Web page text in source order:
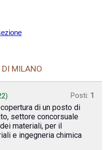
DI MILANO
) Posti: 1
di un posto di
settore concorsuale
materiali, per il
e ingegneria chimica